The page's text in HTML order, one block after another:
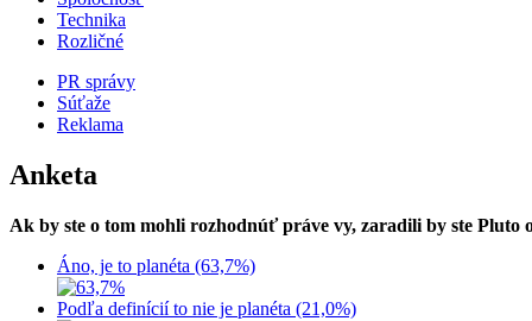
Technika
Rozličné
PR správy
Súťaže
Reklama
Anketa
Ak by ste o tom mohli rozhodnúť práve vy, zaradili by ste Pluto
Áno, je to planéta (63,7%)
Podľa definícií to nie je planéta (21,0%)